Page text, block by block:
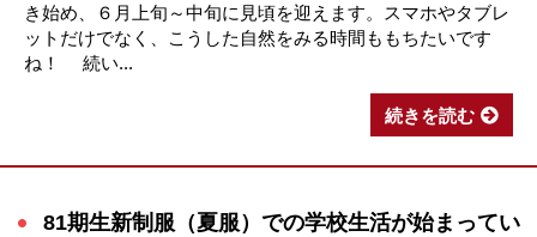
き始め、６月上旬～中旬に見頃を迎えます。スマホやタブレ
ットだけでなく、こうした自然をみる時間ももちたいです
ね！ 続い...
続きを読む
81期生新制服（夏服）での学校生活が始まってい